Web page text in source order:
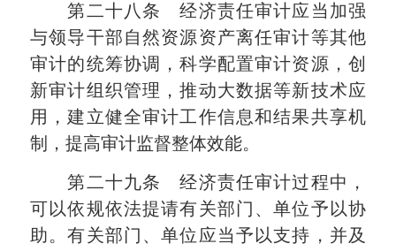
第二十八条 经济责任审计应当加强
与领导干部自然资源资产离任审计等其他
审计的统筹协调，科学配置审计资源，创
新审计组织管理，推动大数据等新技术应
用，建立健全审计工作信息和结果共享机
制，提高审计监督整体效能。
第二十九条 经济责任审计过程中，
可以依规依法提请有关部门、单位予以协
助。有关部门、单位应当予以支持，并及